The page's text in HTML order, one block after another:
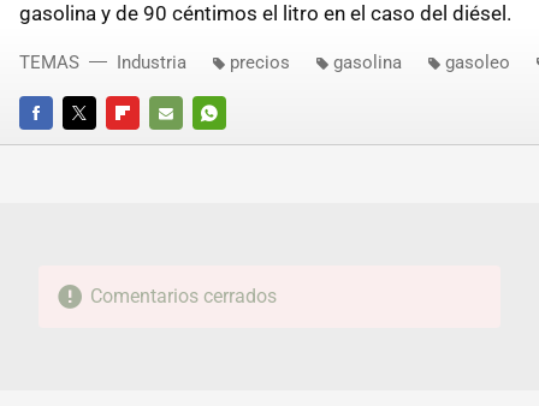
gasolina y de 90 céntimos el litro en el caso del diésel.
FACEBOOKTWITTERFLIPBOARD
E-
WHATSAPP
TEMAS Industria precios gasolina gasoleo
Comentarios cerrados